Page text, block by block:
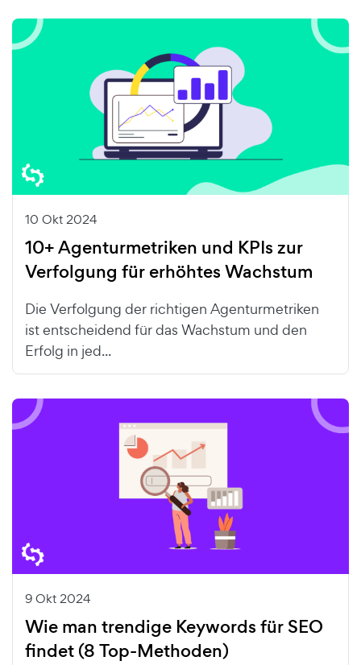
10 Okt 2024
10+ Agenturmetriken und KPIs zur
Verfolgung für erhöhtes Wachstum
Die Verfolgung der richtigen Agenturmetriken
ist entscheidend für das Wachstum und den
Erfolg in jed...
9 Okt 2024
Wie man trendige Keywords für SEO
findet (8 Top-Methoden)